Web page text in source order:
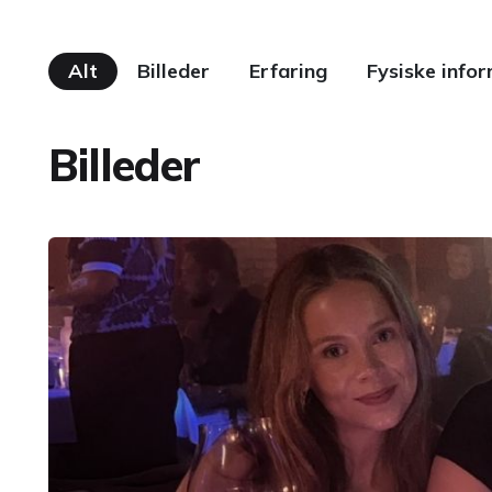
Alt Billeder Erfaring Fysiske
Billeder